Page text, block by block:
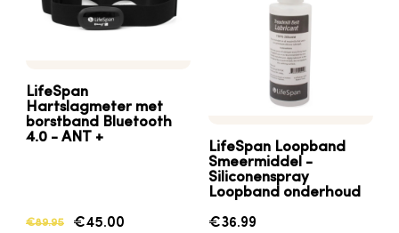
LifeSpan
Hartslagmeter met
borstband Bluetooth
4.0 - ANT +
€89.95 €45.00
LifeSpan Loopband
Smeermiddel -
Siliconenspray
Loopband onderhoud
€36.99